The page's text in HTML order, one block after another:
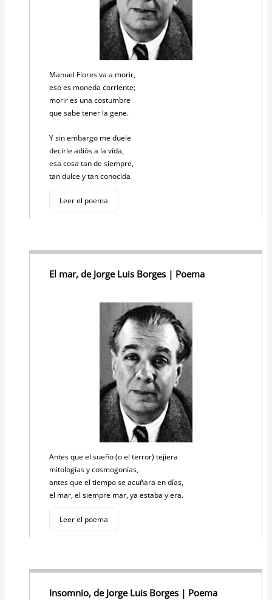
Manuel Flores va a morir,
eso es moneda corriente;
morir es una costumbre
que sabe tener la gene.
Y sin embargo me duele
decirle adiós a la vida,
esa cosa tan de siempre,
tan dulce y tan conocida
Leer el poema
El mar, de Jorge Luis Borges | Poema
Antes que el sueño (o el terror) tejiera
mitologías y cosmogonías,
antes que el tiempo se acuñara en días,
el mar, el siempre mar, ya estaba y era.
Leer el poema
Insomnio, de Jorge Luis Borges | Poema